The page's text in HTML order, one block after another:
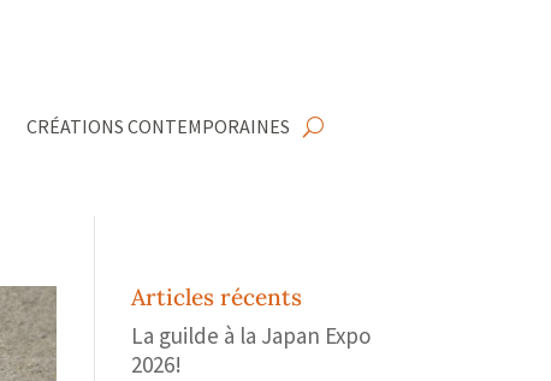
CRÉATIONS CONTEMPORAINES
Articles récents
La guilde à la Japan Expo
2026!